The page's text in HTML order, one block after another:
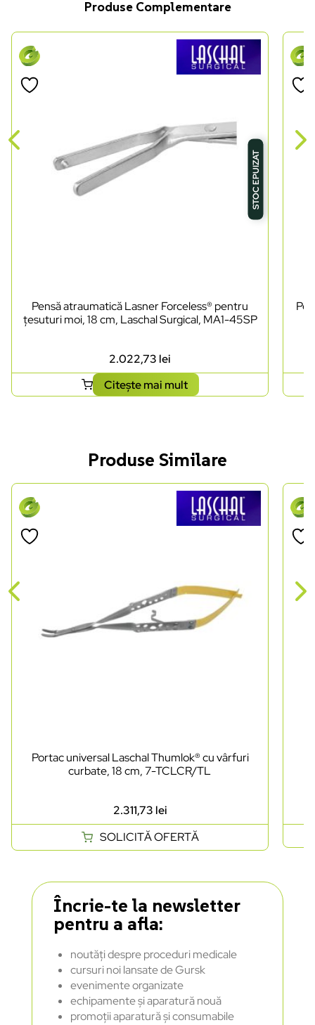
Produse Complementare
STOC EPUIZAT
Pensă atraumatică Lasner Forceless® pentru
țesuturi moi, 18 cm, Laschal Surgical, MA1-45SP
2.022,73 lei
Citește mai mult
Produse Similare
Portac universal Laschal Thumlok® cu vârfuri
curbate, 18 cm, 7-TCLCR/TL
2.311,73 lei
SOLICITĂ OFERTĂ
Încrie-te la newsletter
pentru a afla:
noutăți despre proceduri medicale
cursuri noi lansate de Gursk
evenimente organizate
echipamente și aparatură nouă
promoții aparatură și consumabile